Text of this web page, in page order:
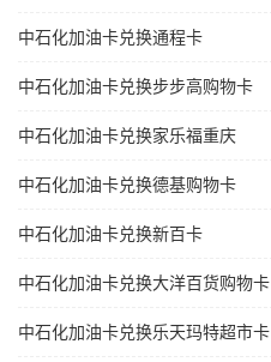
中石化加油卡兑换通程卡
中石化加油卡兑换步步高购物卡
中石化加油卡兑换家乐福重庆
中石化加油卡兑换德基购物卡
中石化加油卡兑换新百卡
中石化加油卡兑换大洋百货购物卡
中石化加油卡兑换乐天玛特超市卡